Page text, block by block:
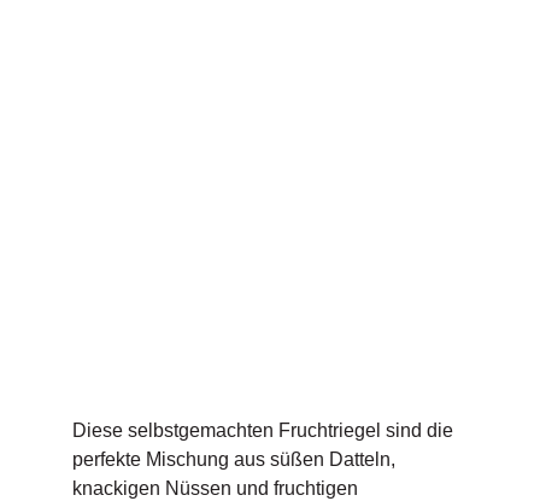
Diese selbstgemachten Fruchtriegel sind die
perfekte Mischung aus süßen Datteln,
knackigen Nüssen und fruchtigen